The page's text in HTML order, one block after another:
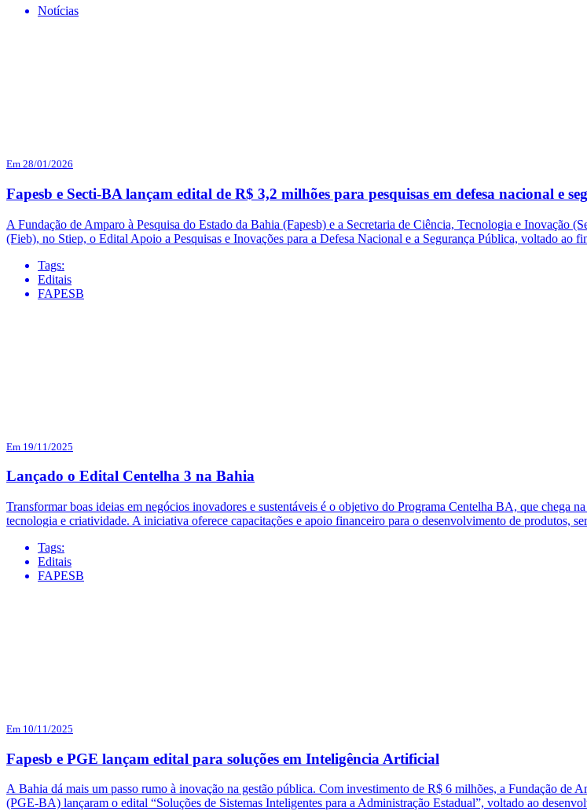
Notícias
Em 28/01/2026
Fapesb e Secti-BA lançam edital de R$ 3,2 milhões para pesquisas em defesa nacional e
A Fundação de Amparo à Pesquisa do Estado da Bahia (Fapesb) e a Secretaria de Ciência, Tecnologia e Inovação
(Fieb), no Stiep, o Edital Apoio a Pesquisas e Inovações para a Defesa Nacional e a Segurança Pública, voltado ao
Tags:
Editais
FAPESB
Em 19/11/2025
Lançado o Edital Centelha 3 na Bahia
Transformar boas ideias em negócios inovadores e sustentáveis é o objetivo do Programa Centelha BA, que chega
tecnologia e criatividade. A iniciativa oferece capacitações e apoio financeiro para o desenvolvimento de produtos,
Tags:
Editais
FAPESB
Em 10/11/2025
Fapesb e PGE lançam edital para soluções em Inteligência Artificial
A Bahia dá mais um passo rumo à inovação na gestão pública. Com investimento de R$ 6 milhões, a Fundação de
(PGE-BA) lançaram o edital “Soluções de Sistemas Inteligentes para a Administração Estadual”, voltado ao